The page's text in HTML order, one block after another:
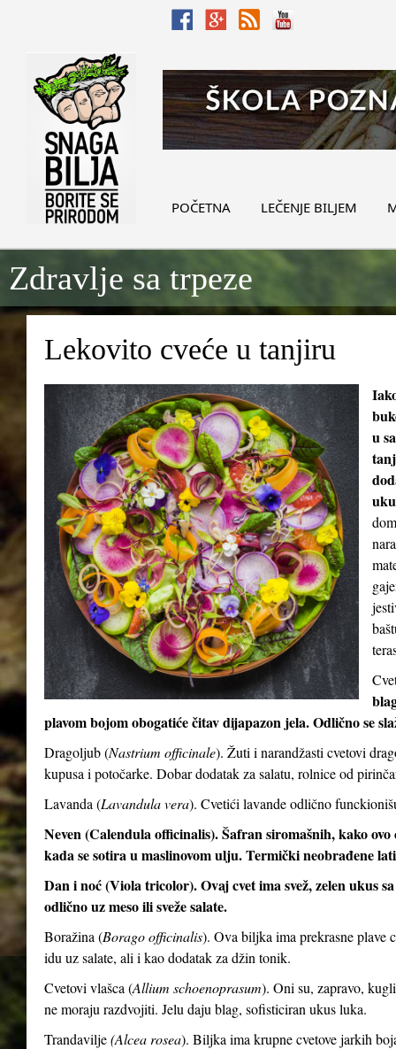
POČETNA LEČENJE BILJEM
Zdravlje sa trpeze
Lekovito cveće u tanjiru
u
plavom bojom obogatiće čitav dijapazon jela. Odlično se
Dragoljub (Nastrium officinale). Žuti i narandžasti cvetovi
kupusa i potočarke. Dobar dodatak za salatu, rolnice od
Lavanda (Lavandula vera). Cvetići lavande odlično
Neven (Calendula officinalis). Šafran siromašnih, kako
kada se sotira u maslinovom ulju. Termički neobrađene
Dan i noć (Viola tricolor). Ovaj cvet ima svež, zelen ukus
odlično uz meso ili sveže salate.
Boražina (Borago officinalis). Ova biljka ima prekrasne plave
idu uz salate, ali i kao dodatak za džin tonik.
Cvetovi vlašca (Allium schoenoprasum). Oni su, zapravo,
ne moraju razdvojiti. Jelu daju blag, sofisticiran ukus luka.
Trandavilje(Alcea rosea). Biljka ima krupne cvetove jarkih